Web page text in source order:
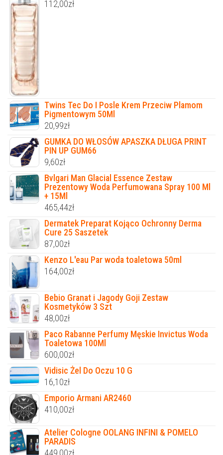
112,00zł
Twins Tec Do I Posle Krem Przeciw Plamom
Pigmentowym 50Ml
20,99zł
GUMKA DO WŁOSÓW APASZKA DŁUGA PRINT
PIN UP GUM66
9,60zł
Bvlgari Man Glacial Essence Zestaw
Prezentowy Woda Perfumowana Spray 100 Ml
+ 15Ml
465,44zł
Dermatek Preparat Kojąco Ochronny Derma
Cure 25 Saszetek
87,00zł
Kenzo L'eau Par woda toaletowa 50ml
164,00zł
Bebio Granat i Jagody Goji Zestaw
Kosmetyków 3 Szt
48,00zł
Paco Rabanne Perfumy Męskie Invictus Woda
Toaletowa 100Ml
600,00zł
Vidisic Żel Do Oczu 10 G
16,10zł
Emporio Armani AR2460
410,00zł
Atelier Cologne OOLANG INFINI & POMELO
PARADIS
449,00zł